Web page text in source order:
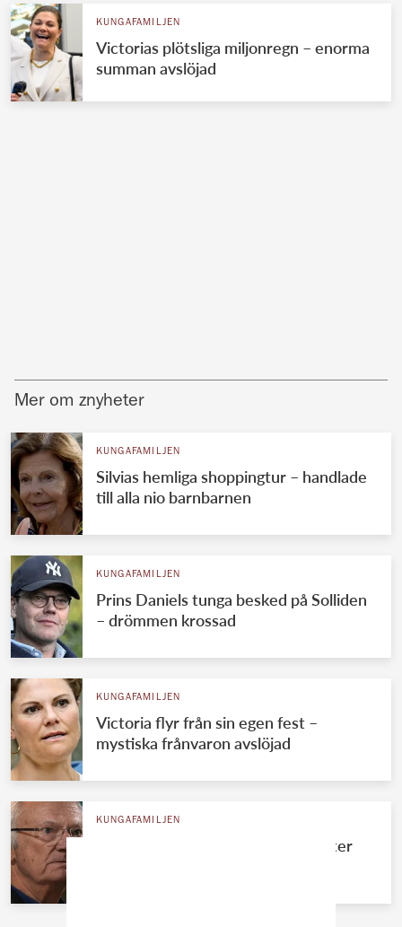
KUNGAFAMILJEN
Victorias plötsliga miljonregn – enorma
summan avslöjad
Mer om znyheter
KUNGAFAMILJEN
Silvias hemliga shoppingtur – handlade
till alla nio barnbarnen
KUNGAFAMILJEN
Prins Daniels tunga besked på Solliden
– drömmen krossad
KUNGAFAMILJEN
Victoria flyr från sin egen fest –
mystiska frånvaron avslöjad
KUNGAFAMILJEN
Kungens okända systerdotter bryter